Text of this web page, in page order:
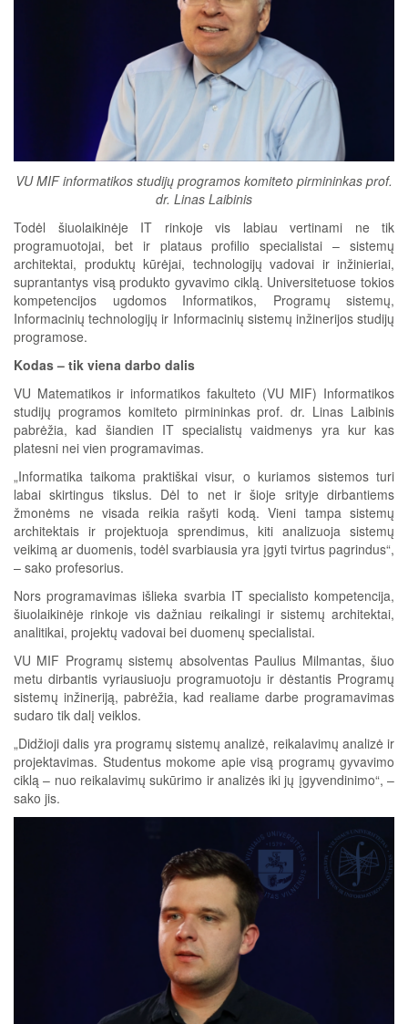
VU MIF informatikos studijų programos komiteto pirmininkas prof.
dr. Linas Laibinis
Todėl šiuolaikinėje IT rinkoje vis labiau vertinami ne tik
programuotojai, bet ir plataus profilio specialistai – sistemų
architektai, produktų kūrėjai, technologijų vadovai ir inžinieriai,
suprantantys visą produkto gyvavimo ciklą. Universitetuose tokios
kompetencijos ugdomos Informatikos, Programų sistemų,
Informacinių technologijų ir Informacinių sistemų inžinerijos studijų
programose.
Kodas – tik viena darbo dalis
VU Matematikos ir informatikos fakulteto (VU MIF) Informatikos
studijų programos komiteto pirmininkas prof. dr. Linas Laibinis
pabrėžia, kad šiandien IT specialistų vaidmenys yra kur kas
platesni nei vien programavimas.
„Informatika taikoma praktiškai visur, o kuriamos sistemos turi
labai skirtingus tikslus. Dėl to net ir šioje srityje dirbantiems
žmonėms ne visada reikia rašyti kodą. Vieni tampa sistemų
architektais ir projektuoja sprendimus, kiti analizuoja sistemų
veikimą ar duomenis, todėl svarbiausia yra įgyti tvirtus pagrindus“,
– sako profesorius.
Nors programavimas išlieka svarbia IT specialisto kompetencija,
šiuolaikinėje rinkoje vis dažniau reikalingi ir sistemų architektai,
analitikai, projektų vadovai bei duomenų specialistai.
VU MIF Programų sistemų absolventas Paulius Milmantas, šiuo
metu dirbantis vyriausiuoju programuotoju ir dėstantis Programų
sistemų inžineriją, pabrėžia, kad realiame darbe programavimas
sudaro tik dalį veiklos.
„Didžioji dalis yra programų sistemų analizė, reikalavimų analizė ir
projektavimas. Studentus mokome apie visą programų gyvavimo
ciklą – nuo reikalavimų sukūrimo ir analizės iki jų įgyvendinimo“, –
sako jis.